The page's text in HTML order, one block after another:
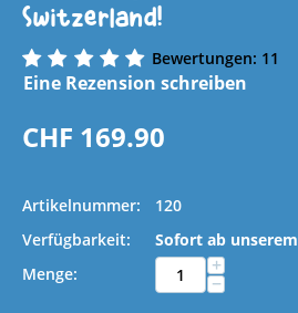
Switzerland!
Bewertungen: 11
Eine Rezension schreiben
CHF 169.90
Artikelnummer:
120
Verfügbarkeit:
Sofort ab
Menge:
+
−